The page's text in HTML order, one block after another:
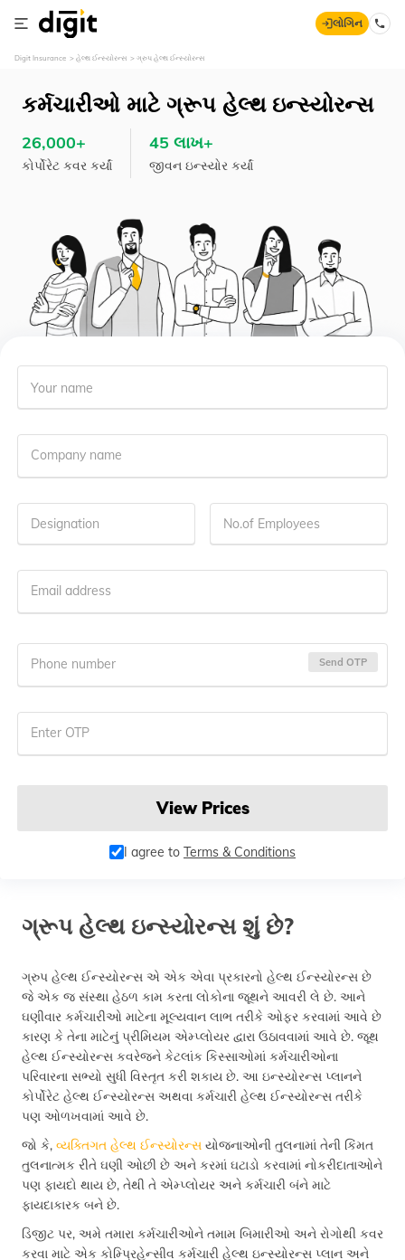
લોગિન
Digit Insurance હેલ્થ ઈન્સ્યોરન્સ ગ્રુપ હેલ્થ ઈન્સ્યોરન્સ
કર્મચારીઓ માટે ગ્રૂપ હેલ્થ ઇન્સ્યોરન્સ
26,000+
કોર્પોરેટ કવર કર્યાં
45 લાખ+
જીવન ઇન્સ્યોર કર્યાં
Your name
Company name
Designation No.of Employees
Email address
Phone number Send OTP
Enter OTP
View Prices
I agree to Terms & Conditions
ગ્રૂપ હેલ્થ ઇન્સ્યોરન્સ શું છે?
ગ્રુપ હેલ્થ ઈન્સ્યોરન્સ એ એક એવા પ્રકારનો હેલ્થ ઈન્સ્યોરન્સ છે
જે એક જ સંસ્થા હેઠળ કામ કરતા લોકોના જૂથને આવરી લે છે. આને
ઘણીવાર કર્મચારીઓ માટેના મૂલ્યવાન લાભ તરીકે ઓફર કરવામાં આવે છે
કારણ કે તેના માટેનું પ્રીમિયમ એમ્પ્લોયર દ્વારા ઉઠાવવામાં આવે છે. જૂથ
હેલ્થ ઈન્સ્યોરન્સ કવરેજને કેટલાંક કિસ્સાઓમાં કર્મચારીઓના
પરિવારના સભ્યો સુધી વિસ્તૃત કરી શકાય છે. આ ઇન્સ્યોરન્સ પ્લાનને
કોર્પોરેટ હેલ્થ ઈન્સ્યોરન્સ અથવા કર્મચારી હેલ્થ ઈન્સ્યોરન્સ તરીકે
પણ ઓળખવામાં આવે છે.
જો કે, વ્યક્તિગત હેલ્થ ઈન્સ્યોરન્સ યોજનાઓની તુલનામાં તેની કિંમત
તુલનાત્મક રીતે ઘણી ઓછી છે અને કરમાં ઘટાડો કરવામાં નોકરીદાતાઓને
પણ ફાયદો થાય છે, તેથી તે એમ્પ્લોયર અને કર્મચારી બંને માટે
ફાયદાકારક બને છે.
ડિજીટ પર, અમે તમારા કર્મચારીઓને તમામ બિમારીઓ અને રોગોથી કવર
કરવા માટે એક કોમ્પ્રિહેન્સીવ કર્મચારી હેલ્થ ઇન્સ્યોરન્સ પ્લાન અને